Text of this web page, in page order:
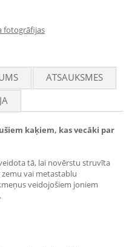
fotogrāfijas
ATSAUKSMES
kaķiem, kas vecāki par
tā, lai novērstu struvīta
vai metastablu
veidojošiem joniem